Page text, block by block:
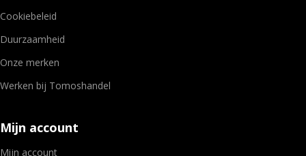
Cookiebeleid
Duurzaamheid
Onze merken
Werken bij Tomoshandel
Mijn account
Mijn account